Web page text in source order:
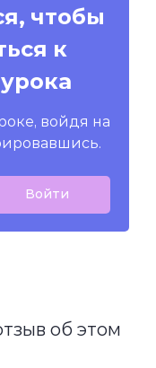
чтобы
к
войдя на
Войти
об этом